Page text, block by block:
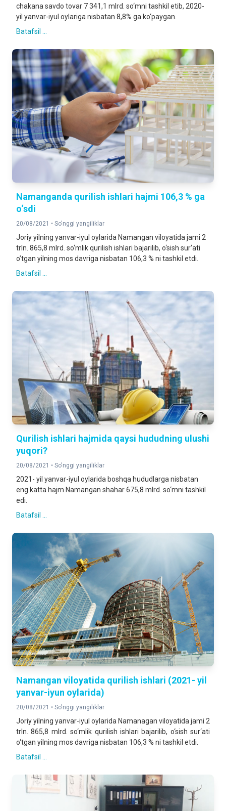
chakana savdo tovar 7 341,1 mlrd. so‘mni tashkil etib, 2020-
yil yanvar-iyul oylariga nisbatan 8,8% ga ko‘paygan.
Batafsil ...
Namanganda qurilish ishlari hajmi 106,3 % ga
o‘sdi
20/08/2021 • So'nggi yangiliklar
Joriy yilning yanvar-iyul oylarida Namangan viloyatida jami 2
trln. 865,8 mlrd. so‘mlik qurilish ishlari bajarilib, o‘sish sur‘ati
o’tgan yilning mos davriga nisbatan 106,3 % ni tashkil etdi.
Batafsil ...
Qurilish ishlari hajmida qaysi hududning ulushi
yuqori?
20/08/2021 • So'nggi yangiliklar
2021- yil yanvar-iyul oylarida boshqa hududlarga nisbatan
eng katta hajm Namangan shahar 675,8 mlrd. so‘mni tashkil
edi.
Batafsil ...
Namangan viloyatida qurilish ishlari (2021- yil
yanvar-iyun oylarida)
20/08/2021 • So'nggi yangiliklar
Joriy yilning yanvar-iyul oylarida Namanagan viloyatida jami 2
trln. 865,8 mlrd. so‘mlik qurilish ishlari bajarilib, o‘sish sur‘ati
o‘tgan yilning mos davriga nisbatan 106,3 % ni tashkil etdi.
Batafsil ...